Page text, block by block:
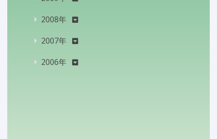
2008年
2007年
2006年